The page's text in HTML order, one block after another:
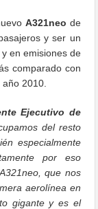
A321neo de
y ser un
en emisiones de
comparado con
año 2010.
Ejecutivo de
del resto
especialmente
por eso
que nos
aerolínea en
gigante y es el